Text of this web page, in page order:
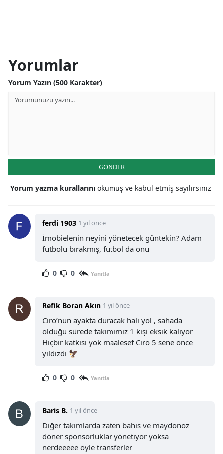
Yorumlar
Yorum Yazın (500 Karakter)
GÖNDER
Yorum yazma kurallarını okumuş ve kabul etmiş sayılırsınız
ferdi 1903 1 yıl önce
İmobielenin neyini yönetecek güntekin? Adam
futbolu bırakmış, futbol da onu
0 0 Yanıtla
Refik Boran Akın 1 yıl önce
Ciro’nun ayakta duracak hali yol , sahada
olduğu sürede takımımız 1 kişi eksik kalıyor
Hiçbir katkısı yok maalesef Ciro 5 sene önce
yıldızdı 🦅
0 0 Yanıtla
Baris B. 1 yıl önce
Diğer takımlarda zaten bahis ve maydonoz
döner sponsorluklar yönetiyor yoksa
nerdeeeee öyle transferler